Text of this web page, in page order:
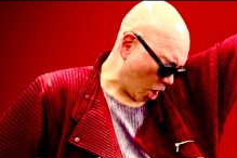
イベント・グッズ
YouTube
会社情報